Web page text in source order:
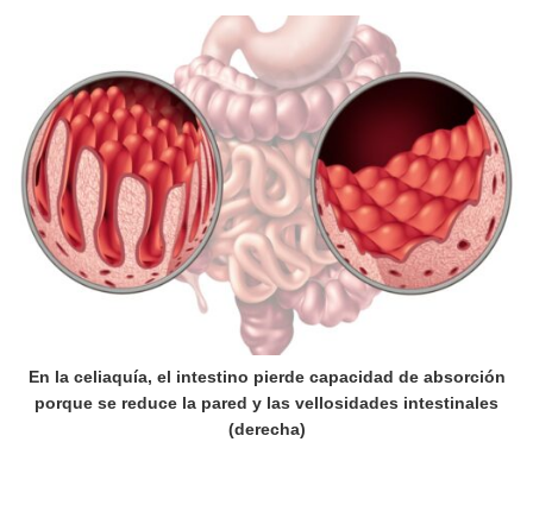
En la celiaquía, el intestino pierde capacidad de absorción
porque se reduce la pared y las vellosidades intestinales
(derecha)